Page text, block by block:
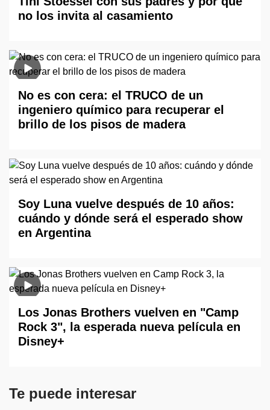
no los invita al casamiento
No es con cera: el TRUCO de un
ingeniero químico para recuperar el
brillo de los pisos de madera
Soy Luna vuelve después de 10 años:
cuándo y dónde será el esperado show
en Argentina
Los Jonas Brothers vuelven en "Camp
Rock 3", la esperada nueva película en
Disney+
Te puede interesar